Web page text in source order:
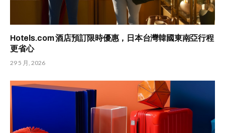
Hotels.com 酒店預訂限時優惠，日本台灣韓國東南亞行程
更省心
29 5 月, 2026